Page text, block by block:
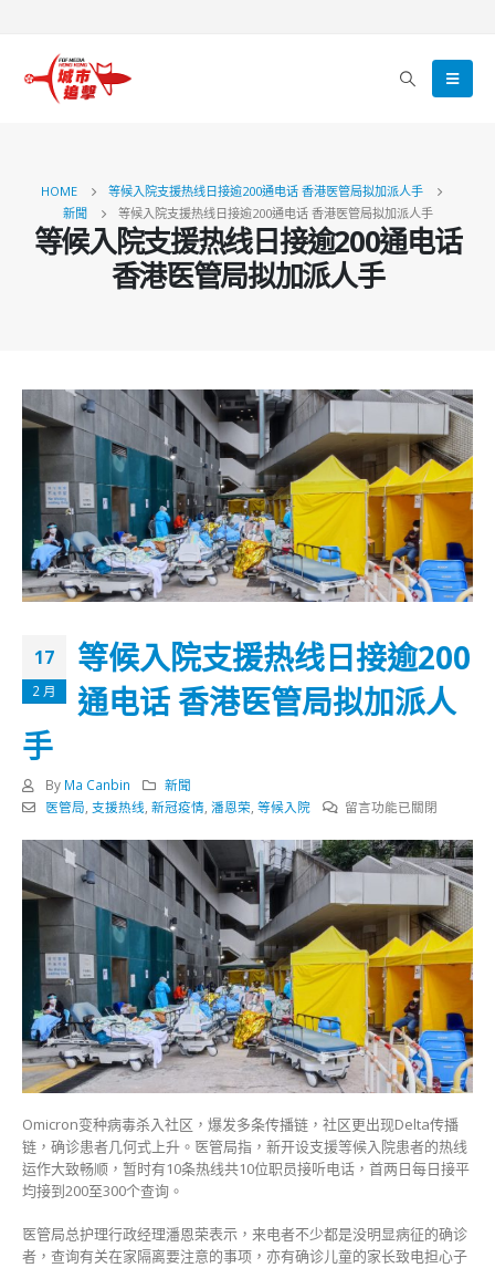
HOME
等候入院支援热线日接逾200通电话 香港医管局拟加派人手
新聞
等候入院支援热线日接逾200通电话 香港医管局拟加派人手
等候入院支援热线日接逾200通电话
香港医管局拟加派人手
17
2 月
等候入院支援热线日接逾200
通电话 香港医管局拟加派人
手
By Ma Canbin
新聞
医管局 支援热线 新冠疫情, 潘恩荣 等候入院
在
候
入
支
援
热
逾
200
通
电
话
香
港
管
局
留言功能已關閉
Omicron变种病毒杀入社区，爆发多条传播链，社区更出现Delta传播
链，确诊患者几何式上升。医管局指，新开设支援等候入院患者的热线
运作大致畅顺，暂时有10条热线共10位职员接听电话，首两日每日接平
均接到200至300个查询。
医管局总护理行政经理潘恩荣表示，来电者不少都是没明显病征的确诊
者，查询有关在家隔离要注意的事项，亦有确诊儿童的家长致电担心子